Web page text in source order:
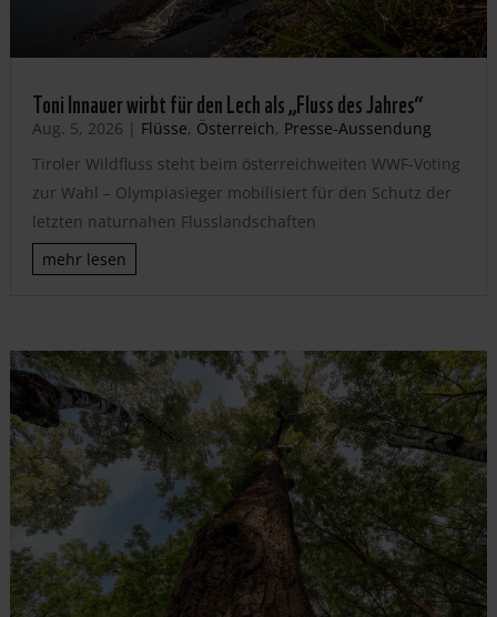
Toni Innauer wirbt für den Lech als „Fluss des Jahres“
Aug. 5, 2026 | Flüsse, Österreich, Presse-Aussendung
Tiroler Wildfluss steht beim österreichweiten WWF-Voting
zur Wahl – Olympiasieger mobilisiert für den Schutz der
letzten naturnahen Flusslandschaften
mehr lesen